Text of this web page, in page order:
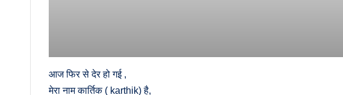
आज फिर से देर हो गई ,
मेरा नाम कार्तिक ( karthik) है,